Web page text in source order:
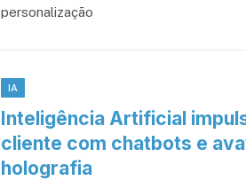
personalização
IA
Inteligência Artificial
cliente com chatbots e
holografia